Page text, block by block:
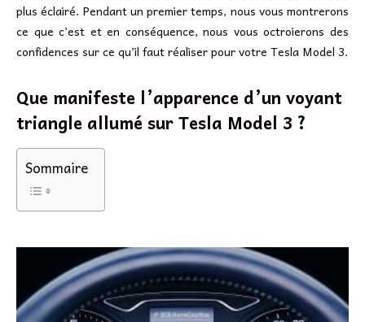
plus éclairé. Pendant un premier temps, nous vous montrerons
ce que c’est et en conséquence, nous vous octroierons des
confidences sur ce qu’il faut réaliser pour votre Tesla Model 3.
Que manifeste l’apparence d’un voyant
triangle allumé sur Tesla Model 3 ?
Sommaire